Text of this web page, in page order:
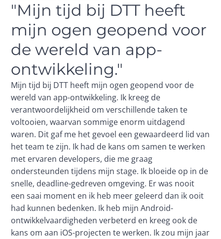
"Mijn tijd bij DTT heeft
mijn ogen geopend voor
de wereld van app-
ontwikkeling."
Mijn tijd bij DTT heeft mijn ogen geopend voor de
wereld van app-ontwikkeling. Ik kreeg de
verantwoordelijkheid om verschillende taken te
voltooien, waarvan sommige enorm uitdagend
waren. Dit gaf me het gevoel een gewaardeerd lid van
het team te zijn. Ik had de kans om samen te werken
met ervaren developers, die me graag
ondersteunden tijdens mijn stage. Ik bloeide op in de
snelle, deadline-gedreven omgeving. Er was nooit
een saai moment en ik heb meer geleerd dan ik ooit
had kunnen bedenken. Ik heb mijn Android-
ontwikkelvaardigheden verbeterd en kreeg ook de
kans om aan iOS-projecten te werken. Ik zou mijn jaar